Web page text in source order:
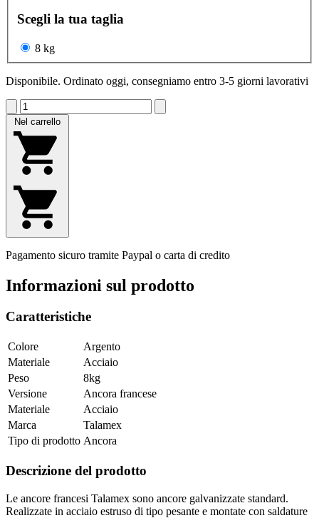
Scegli la tua taglia
8 kg
Disponibile. Ordinato oggi, consegniamo entro 3-5 giorni lavorativi
Nel carrello
Pagamento sicuro tramite Paypal o carta di credito
Informazioni sul prodotto
Caratteristiche
Colore
Argento
Materiale
Acciaio
Peso
8kg
Versione
Ancora francese
Materiale
Acciaio
Marca
Talamex
Tipo di prodotto Ancora
Descrizione del prodotto
Le ancore francesi Talamex sono ancore galvanizzate standard.
Realizzate in acciaio estruso di tipo pesante e montate con saldature